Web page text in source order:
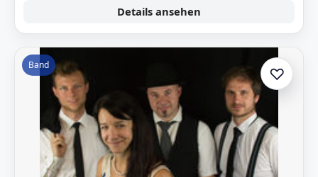
Details ansehen
Band ♡Zur